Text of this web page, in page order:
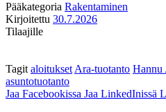
Pääkategoria Rakentaminen
Kirjoitettu 30.7.2026
Tilaajille
Tagit aloitukset Ara-tuotanto Hannu
asuntotuotanto
Jaa Facebookissa Jaa LinkedInissä